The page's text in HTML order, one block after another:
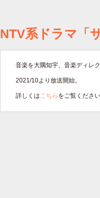
NTV系ドラマ「
音楽を大隅知宇、音楽ディレ
2021/10より放送開始。
詳しくはこちら をご覧くださ